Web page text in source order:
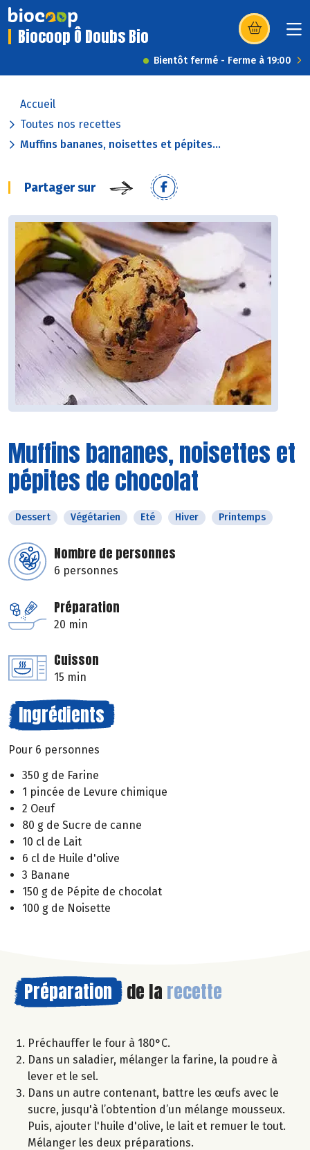
Biocoop Ô Doubs Bio (s’ouvre dans
Bientôt fermé - Ferme à 19:00
Accueil
Toutes nos recettes
Muffins bananes, noisettes et pépites...
Partager sur
Muffins bananes, noisettes et
pépites de chocolat
Dessert Végétarien Eté Hiver Printemps
Nombre de personnes
6 personnes
Préparation
20 min
Cuisson
15 min
Ingrédients
Pour 6 personnes
350 g de Farine
1 pincée de Levure chimique
2 Oeuf
80 g de Sucre de canne
10 cl de Lait
6 cl de Huile d'olive
3 Banane
150 g de Pépite de chocolat
100 g de Noisette
Préparation de la recette
Préchauffer le four à 180°C.
Dans un saladier, mélanger la farine, la poudre à
lever et le sel.
Dans un autre contenant, battre les œufs avec le
sucre, jusqu'à l’obtention d’un mélange mousseux.
Puis, ajouter l'huile d'olive, le lait et remuer le tout.
Mélanger les deux préparations.